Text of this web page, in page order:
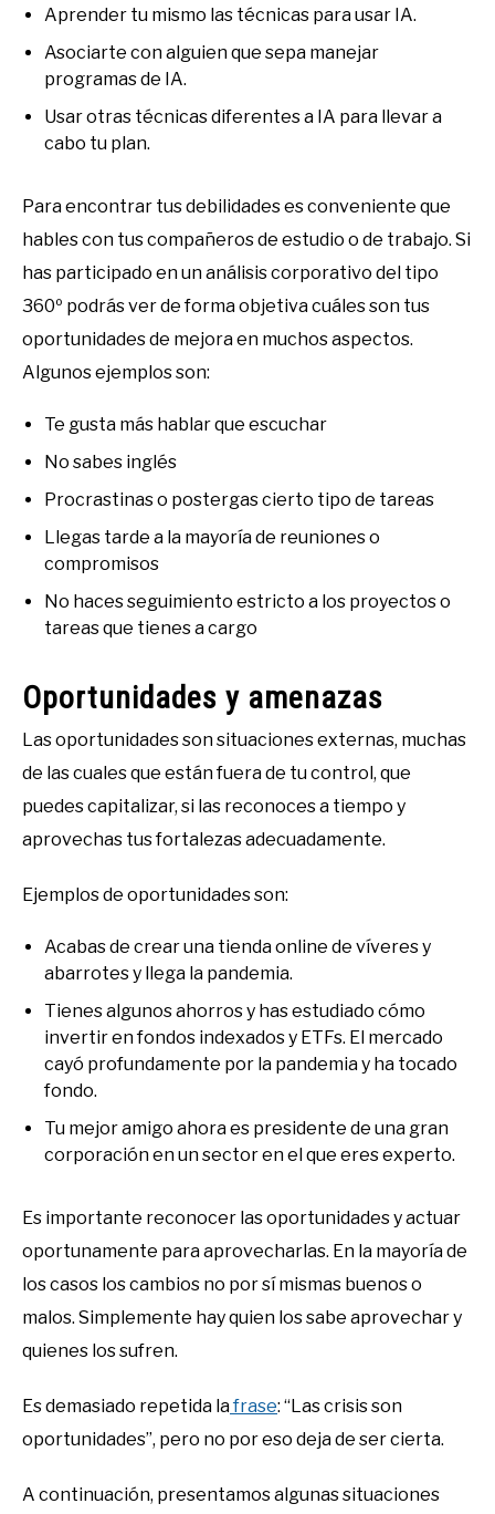
Aprender tu mismo las técnicas para usar IA.
Asociarte con alguien que sepa manejar
programas de IA.
Usar otras técnicas diferentes a IA para llevar a
cabo tu plan.
Para encontrar tus debilidades es conveniente que
hables con tus compañeros de estudio o de trabajo. Si
has participado en un análisis corporativo del tipo
360º podrás ver de forma objetiva cuáles son tus
oportunidades de mejora en muchos aspectos.
Algunos ejemplos son:
Te gusta más hablar que escuchar
No sabes inglés
Procrastinas o postergas cierto tipo de tareas
Llegas tarde a la mayoría de reuniones o
compromisos
No haces seguimiento estricto a los proyectos o
tareas que tienes a cargo
Oportunidades y amenazas
Las oportunidades son situaciones externas, muchas
de las cuales que están fuera de tu control, que
puedes capitalizar, si las reconoces a tiempo y
aprovechas tus fortalezas adecuadamente.
Ejemplos de oportunidades son:
Acabas de crear una tienda online de víveres y
abarrotes y llega la pandemia.
Tienes algunos ahorros y has estudiado cómo
invertir en fondos indexados y ETFs. El mercado
cayó profundamente por la pandemia y ha tocado
fondo.
Tu mejor amigo ahora es presidente de una gran
corporación en un sector en el que eres experto.
Es importante reconocer las oportunidades y actuar
oportunamente para aprovecharlas. En la mayoría de
los casos los cambios no por sí mismas buenos o
malos. Simplemente hay quien los sabe aprovechar y
quienes los sufren.
Es demasiado repetida lafrase: “Las crisis son
oportunidades”, pero no por eso deja de ser cierta.
A continuación, presentamos algunas situaciones